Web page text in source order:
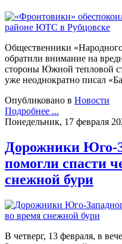
Общественники
обратили внимание на
стороны Южной тепловой
уже неоднократно писал
Опубликовано в Новости
Подробнее ...
Понедельник, 17 февраля
Дорожники Юго-
помогли спасти
снежной бури
В четверг, 13 февраля, в